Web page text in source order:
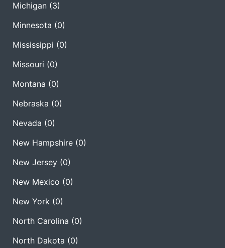
Michigan (3)
Minnesota (0)
Mississippi (0)
Missouri (0)
Montana (0)
Nebraska (0)
Nevada (0)
New Hampshire (0)
New Jersey (0)
New Mexico (0)
New York (0)
North Carolina (0)
North Dakota (0)